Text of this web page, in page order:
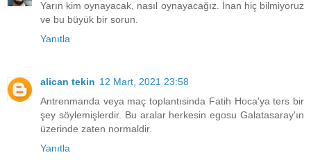
Yarın kim oynayacak, nasıl oynayacağız. İnan hiç bilmiyoruz
ve bu büyük bir sorun.
Yanıtla
alican tekin 12 Mart, 2021 23:58
Antrenmanda veya maç toplantısinda Fatih Hoca'ya ters bir
şey söylemişlerdir. Bu aralar herkesin egosu Galatasaray'ın
üzerinde zaten normaldir.
Yanıtla